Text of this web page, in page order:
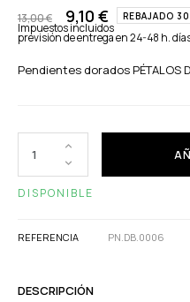
13,00 € 9,10 € REBAJADO
Impuestos incluidos
previsión de entrega en 24-48 h.
Pendientes dorados PÉTALOS
DISPONIBLE
REFERENCIA PN.DB.0006
DESCRIPCIÓN